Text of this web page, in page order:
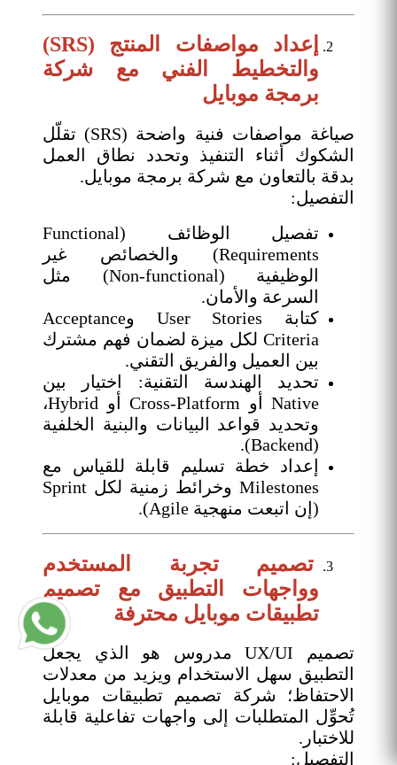
إعداد مواصفات المنتج (SRS)
والتخطيط الفني مع شركة
برمجة موبايل
صياغة مواصفات فنية واضحة (SRS) تقلّل
الشكوك أثناء التنفيذ وتحدد نطاق العمل
بدقة بالتعاون مع شركة برمجة موبايل.
التفصيل:
تفصيل الوظائف (Functional
Requirements) والخصائص غير
الوظيفية (Non-functional) مثل
السرعة والأمان.
كتابة User Stories وAcceptance
Criteria لكل ميزة لضمان فهم مشترك
بين العميل والفريق التقني.
تحديد الهندسة التقنية: اختيار بين
Native أو Cross-Platform أو Hybrid،
وتحديد قواعد البيانات والبنية الخلفية
(Backend).
إعداد خطة تسليم قابلة للقياس مع
Milestones وخرائط زمنية لكل Sprint
(إن اتبعت منهجية Agile).
تصميم تجربة المستخدم
وواجهات التطبيق مع تصميم
تطبيقات موبايل محترفة
تصميم UX/UI مدروس هو الذي يجعل
التطبيق سهل الاستخدام ويزيد من معدلات
الاحتفاظ؛ شركة تصميم تطبيقات موبايل
تُحوِّل المتطلبات إلى واجهات تفاعلية قابلة
للاختبار.
التفصيل: